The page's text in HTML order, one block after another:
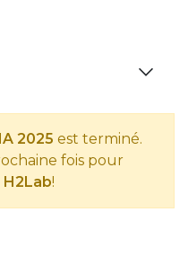
2025 est terminé.
fois pour
H2Lab!